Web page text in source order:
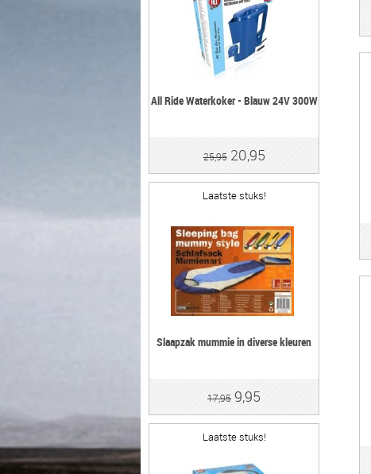
All Ride Waterkoker - Blauw 24V 300W
25,9520,95
Laatste stuks!
Slaapzak mummie in diverse kleuren
17,95 9,95
Laatste stuks!